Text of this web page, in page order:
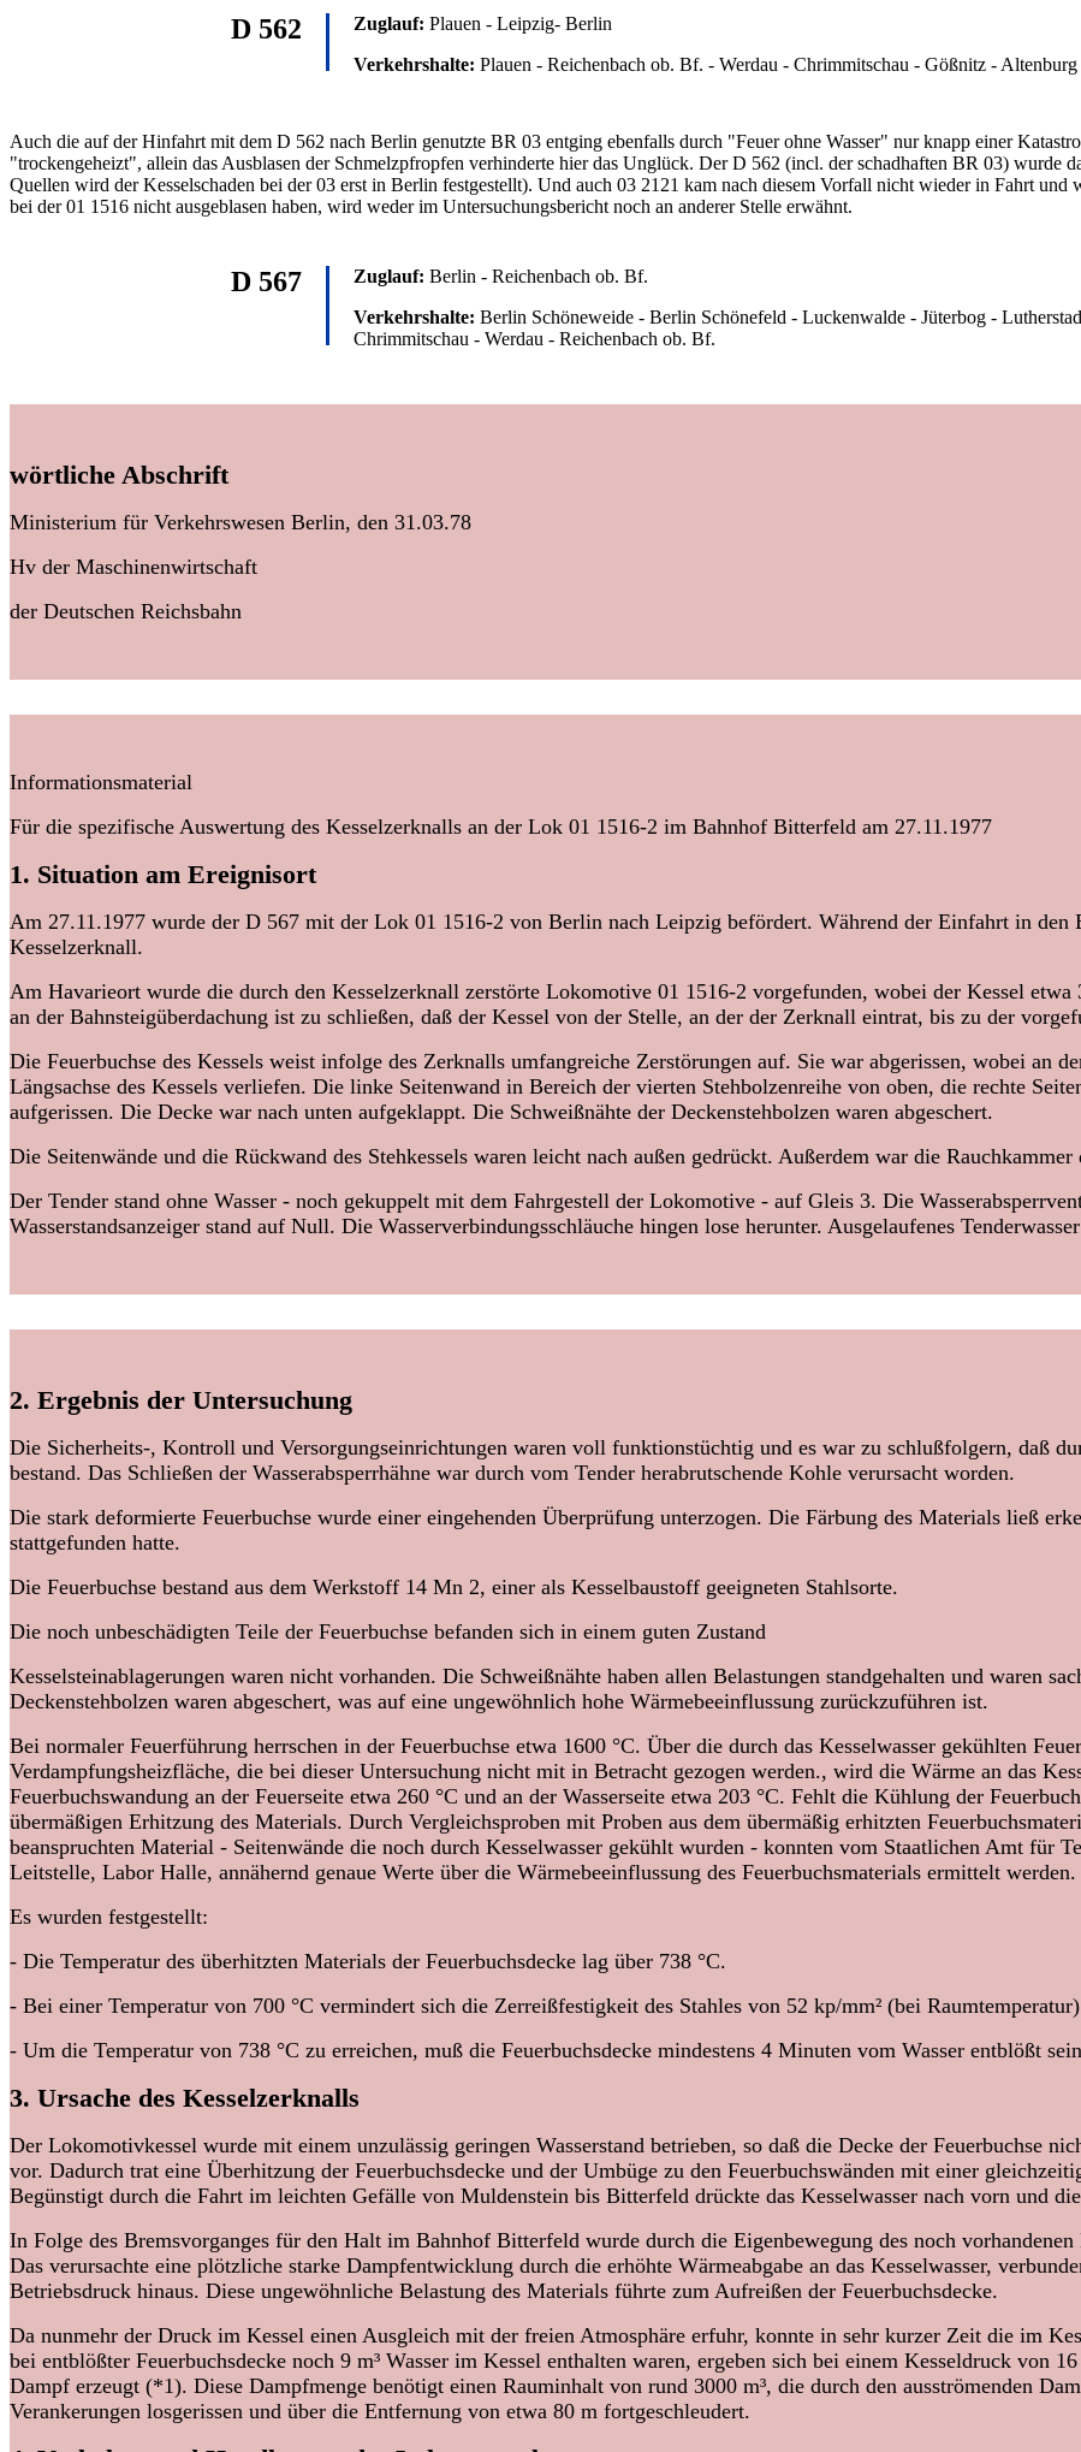
D 562 Zuglauf: Plauen - Leipzig- Berlin
Verkehrshalte: Plauen - Reichenbach ob. Bf. - Werdau - Chrimmitschau - Gößnitz -
Auch die auf der Hinfahrt mit dem D 562 nach Berlin genutzte BR 03 entging ebenfalls durch "Feuer ohne Wasser" nur knapp einer
"trockengeheizt", allein das Ausblasen der Schmelzpfropfen verhinderte hier das Unglück. Der D 562 (incl. der schadhaften BR 03) wurde
Quellen wird der Kesselschaden bei der 03 erst in Berlin festgestellt). Und auch 03 2121 kam nach diesem Vorfall nicht wieder in Fahrt
bei der 01 1516 nicht ausgeblasen haben, wird weder im Untersuchungsbericht noch an anderer Stelle erwähnt.
D 567 Zuglauf: Berlin - Reichenbach ob. Bf.
Verkehrshalte: Berlin Schöneweide - Berlin Schönefeld - Luckenwalde - Jüterbog -
Chrimmitschau - Werdau - Reichenbach ob. Bf.
wörtliche Abschrift
Ministerium für Verkehrswesen Berlin, den 31.03.78
Hv der Maschinenwirtschaft
der Deutschen Reichsbahn
Informationsmaterial
Für die spezifische Auswertung des Kesselzerknalls an der Lok 01 1516-2 im Bahnhof Bitterfeld am 27.11.1977
1. Situation am Ereignisort
Am 27.11.1977 wurde der D 567 mit der Lok 01 1516-2 von Berlin nach Leipzig befördert. Während der Einfahrt in
Kesselzerknall.
Am Havarieort wurde die durch den Kesselzerknall zerstörte Lokomotive 01 1516-2 vorgefunden, wobei der Kessel
an der Bahnsteigüberdachung ist zu schließen, daß der Kessel von der Stelle, an der der Zerknall eintrat, bis zu der
Die Feuerbuchse des Kessels weist infolge des Zerknalls umfangreiche Zerstörungen auf. Sie war abgerissen, wobei an
Längsachse des Kessels verliefen. Die linke Seitenwand in Bereich der vierten Stehbolzenreihe von oben, die rechte
aufgerissen. Die Decke war nach unten aufgeklappt. Die Schweißnähte der Deckenstehbolzen waren abgeschert.
Die Seitenwände und die Rückwand des Stehkessels waren leicht nach außen gedrückt. Außerdem war die
Der Tender stand ohne Wasser - noch gekuppelt mit dem Fahrgestell der Lokomotive - auf Gleis 3. Die
Wasserstandsanzeiger stand auf Null. Die Wasserverbindungsschläuche hingen lose herunter. Ausgelaufenes
2. Ergebnis der Untersuchung
Die Sicherheits-, Kontroll und Versorgungseinrichtungen waren voll funktionstüchtig und es war zu schlußfolgern, daß
bestand. Das Schließen der Wasserabsperrhähne war durch vom Tender herabrutschende Kohle verursacht worden.
Die stark deformierte Feuerbuchse wurde einer eingehenden Überprüfung unterzogen. Die Färbung des Materials ließ
stattgefunden hatte.
Die Feuerbuchse bestand aus dem Werkstoff 14 Mn 2, einer als Kesselbaustoff geeigneten Stahlsorte.
Die noch unbeschädigten Teile der Feuerbuchse befanden sich in einem guten Zustand
Kesselsteinablagerungen waren nicht vorhanden. Die Schweißnähte haben allen Belastungen standgehalten und waren
Deckenstehbolzen waren abgeschert, was auf eine ungewöhnlich hohe Wärmebeeinflussung zurückzuführen ist.
Bei normaler Feuerführung herrschen in der Feuerbuchse etwa 1600 °C. Über die durch das Kesselwasser gekühlten
Verdampfungsheizfläche, die bei dieser Untersuchung nicht mit in Betracht gezogen werden., wird die Wärme an das
Feuerbuchswandung an der Feuerseite etwa 260 °C und an der Wasserseite etwa 203 °C. Fehlt die Kühlung der
übermäßigen Erhitzung des Materials. Durch Vergleichsproben mit Proben aus dem übermäßig erhitzten
beanspruchten Material - Seitenwände die noch durch Kesselwasser gekühlt wurden - konnten vom Staatlichen Amt für
Leitstelle, Labor Halle, annähernd genaue Werte über die Wärmebeeinflussung des Feuerbuchsmaterials ermittelt werden.
Es wurden festgestellt:
- Die Temperatur des überhitzten Materials der Feuerbuchsdecke lag über 738 °C.
- Bei einer Temperatur von 700 °C vermindert sich die Zerreißfestigkeit des Stahles von 52 kp/mm² (bei
- Um die Temperatur von 738 °C zu erreichen, muß die Feuerbuchsdecke mindestens 4 Minuten vom Wasser entblößt
3. Ursache des Kesselzerknalls
Der Lokomotivkessel wurde mit einem unzulässig geringen Wasserstand betrieben, so daß die Decke der Feuerbuchse
vor. Dadurch trat eine Überhitzung der Feuerbuchsdecke und der Umbüge zu den Feuerbuchswänden mit einer
Begünstigt durch die Fahrt im leichten Gefälle von Muldenstein bis Bitterfeld drückte das Kesselwasser nach vorn und
In Folge des Bremsvorganges für den Halt im Bahnhof Bitterfeld wurde durch die Eigenbewegung des noch vorhandenen
Das verursachte eine plötzliche starke Dampfentwicklung durch die erhöhte Wärmeabgabe an das Kesselwasser,
Betriebsdruck hinaus. Diese ungewöhnliche Belastung des Materials führte zum Aufreißen der Feuerbuchsdecke.
Da nunmehr der Druck im Kessel einen Ausgleich mit der freien Atmosphäre erfuhr, konnte in sehr kurzer Zeit die im
bei entblößter Feuerbuchsdecke noch 9 m³ Wasser im Kessel enthalten waren, ergeben sich bei einem Kesseldruck von
Dampf erzeugt (*1). Diese Dampfmenge benötigt einen Rauminhalt von rund 3000 m³, die durch den ausströmenden
Verankerungen losgerissen und über die Entfernung von etwa 80 m fortgeschleudert.